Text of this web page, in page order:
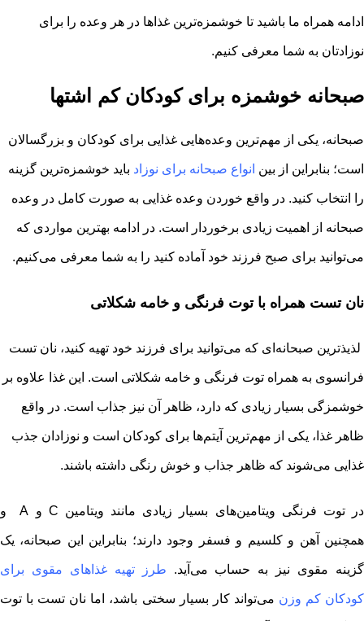
ادامه همراه ما باشید تا خوشمزه‌ترین غذاها در هر وعده را برای
نوزادتان به شما معرفی کنیم.
صبحانه خوشمزه برای کودکان کم اشتها
صبحانه، یکی از مهم‌ترین وعده‌هایی غذایی برای کودکان و بزرگسالان
است؛ بنابراین از بین انواع صبحانه برای نوزاد باید خوشمزه‌ترین گزینه
را انتخاب کنید. در واقع خوردن وعده غذایی به صورت کامل در وعده
صبحانه از اهمیت زیادی برخوردار است. در ادامه بهترین مواردی که
می‌توانید برای صبح فرزند خود آماده کنید را به شما معرفی می‌کنیم.
نان تست همراه با توت فرنگی و‌ خامه شکلاتی
لذیذترین صبحانه‌ای که می‌توانید برای فرزند خود تهیه کنید، نان تست
فرانسوی به همراه توت فرنگی و خامه شکلاتی است. این غذا علاوه بر
خوشمزگی بسیار زیادی که دارد، ظاهر آن نیز جذاب است. در واقع
ظاهر غذا، یکی از مهم‌ترین آیتم‌ها برای کودکان است و نوزادان جذب
غذایی می‌شوند که ظاهر جذاب و خوش رنگی داشته باشند.
در توت فرنگی ویتامین‌های بسیار زیادی مانند ویتامین C و A و
همچنین آهن و کلسیم و فسفر وجود دارند؛ بنابراین این صبحانه، یک
گزینه مقوی نیز به حساب می‌آید. طرز تهیه غذاهای مقوی برای
کودکان کم وزن می‌تواند کار بسیار سختی باشد، اما نان تست با توت